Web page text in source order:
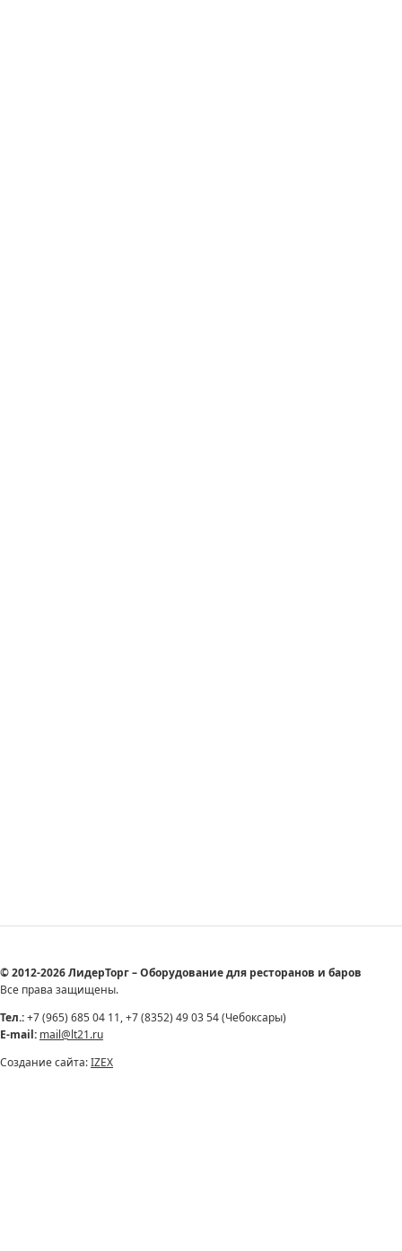
© 2012-2026 ЛидерТорг – Оборудование для ресторанов и баров
Все права защищены.
Тел.:+7 (965) 685 04 11, +7 (8352) 49 03 54 (Чебоксары)
E-mail: mail@lt21.ru
Создание сайта:IZEX